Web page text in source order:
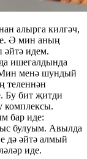
алырга килгәч,
Ә мин аның
әйтә идем.
ишегалдында
Мин менә шундый
теленнән
Бу бит җитди
комплексы.
бар иде:
булуым. Авылда
дә әйтә алмый
иде.